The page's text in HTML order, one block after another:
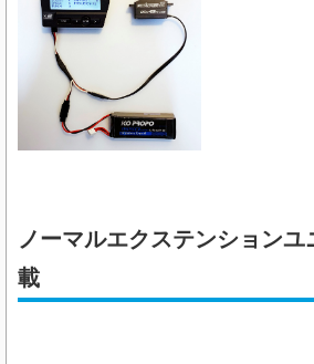
ノーマルエクステンション
載